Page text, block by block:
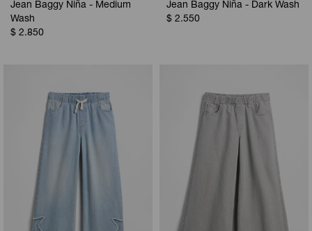
Jean Baggy Niña - Medium
Wash
$ 2.850
Jean Baggy Niña - Dark Wash
$ 2.550